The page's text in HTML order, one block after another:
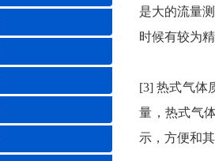
是大的流量测
时候有较为精
[3] 热式气体质
量，热式气
示，方便和